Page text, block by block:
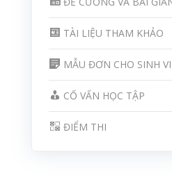
TÀI LIỆU THAM KHẢO
MẪU ĐƠN CHO SINH
CỐ VẤN HỌC TẬP
ĐIỂM THI